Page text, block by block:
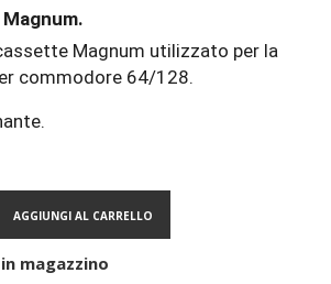
Magnum utilizzato per la
commodore 64/128.
AGGIUNGI AL CARRELLO
magazzino